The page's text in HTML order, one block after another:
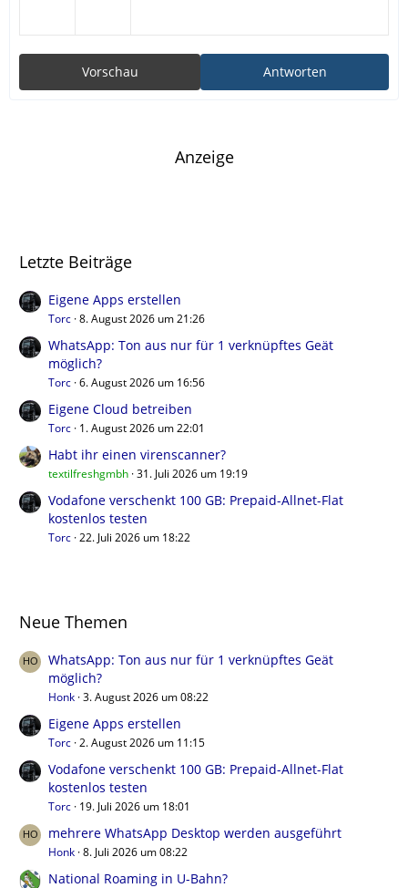
Antworten
Vorschau
Anzeige
Letzte Beiträge
Eigene Apps erstellen
Torc 8. August 2026 um 21:26
WhatsApp: Ton aus nur für 1 verknüpftes Geät
möglich?
Torc 6. August 2026 um 16:56
Eigene Cloud betreiben
Torc 1. August 2026 um 22:01
Habt ihr einen virenscanner?
textilfreshgmbh 31. Juli 2026 um 19:19
Vodafone verschenkt 100 GB: Prepaid-Allnet-Flat
kostenlos testen
Torc 22. Juli 2026 um 18:22
Neue Themen
WhatsApp: Ton aus nur für 1 verknüpftes Geät
möglich?
Honk 3. August 2026 um 08:22
Eigene Apps erstellen
Torc 2. August 2026 um 11:15
Vodafone verschenkt 100 GB: Prepaid-Allnet-Flat
kostenlos testen
Torc 19. Juli 2026 um 18:01
mehrere WhatsApp Desktop werden ausgeführt
Honk 8. Juli 2026 um 08:22
National Roaming in U-Bahn?